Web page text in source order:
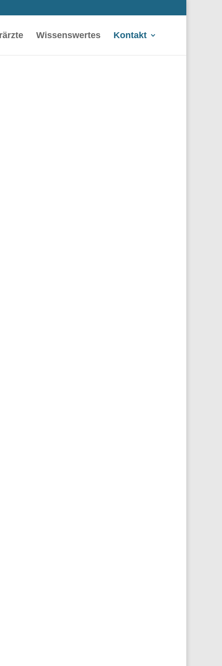
Wissenswertes Kontakt